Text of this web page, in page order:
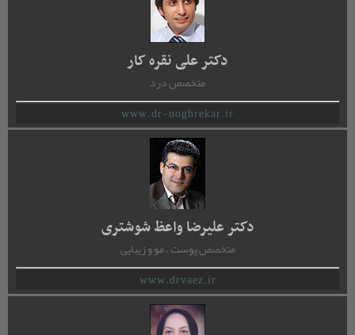
دکتر علی نقره کار
متخصص درد
www.dr-noghrekar.ir
دکتر علیرضا واعظ شوشتری
متخصص پوست ، مو و زیبایی
www.drvaez.ir